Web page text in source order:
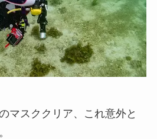
マスククリア、これ意外と